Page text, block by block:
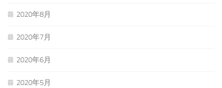
2020年8月
2020年7月
2020年6月
2020年5月